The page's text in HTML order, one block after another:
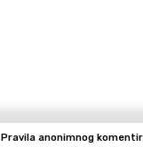
Pravila anonimnog